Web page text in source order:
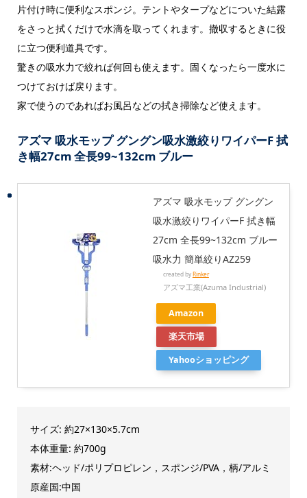
片付け時に便利なスポンジ。テントやタープなどについた結露
をさっと拭くだけで水滴を取ってくれます。撤収するときに役
に立つ便利道具です。
驚きの吸水力で絞れば何回も使えます。固くなったら一度水に
つけておけば戻ります。
家で使うのであればお風呂などの拭き掃除など使えます。
アズマ 吸水モップ グングン吸水激絞りワイパーF 拭
き幅27cm 全長99~132cm ブルー
アズマ 吸水モップ グングン
吸水激絞りワイパーF 拭き幅
27cm 全長99~132cm ブルー
吸水力 簡単絞りAZ259
created byRinker
アズマ工業(Azuma Industrial)
Amazon
楽天市場
Yahooショッピング
サイズ: 約27×130×5.7cm
本体重量: 約700g
素材:ヘッド/ポリプロピレン，スポンジ/PVA，柄/アルミ
原産国:中国